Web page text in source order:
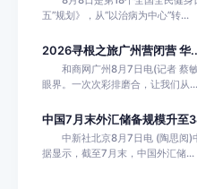
五”规划》，从“以治病为中心”转...
2026寻根之旅广州营闭营 华
和商网广州8月7日电(记者 蔡敏
眼界。一次次彩排磨合，让我们从...
中国7月末外汇储备规模升至
中新社北京8月7日电 (陶思阅)
据显示，截至7月末，中国外汇储...